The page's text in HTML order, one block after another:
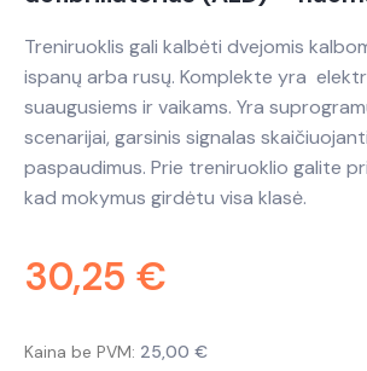
Treniruoklis gali kalbėti dvejomis
ispanų arba rusų. Komplekte yra
suaugusiems ir vaikams. Yra
scenarijai, garsinis signalas
paspaudimus. Prie treniruoklio galite
kad mokymus girdėtu visa klasė.
30,25 €
Kaina be PVM: 25,00 €